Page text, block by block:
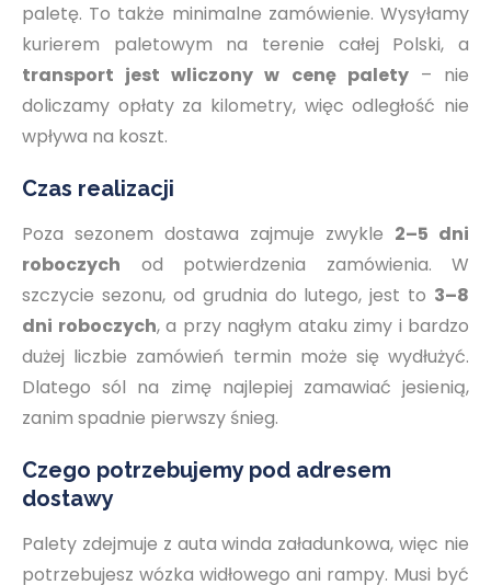
paletę. To także minimalne zamówienie. Wysyłamy
kurierem paletowym na terenie całej Polski, a
transport jest wliczony w cenę palety– nie
doliczamy opłaty za kilometry, więc odległość nie
wpływa na koszt.
Czas realizacji
Poza sezonem dostawa zajmuje zwykle 2–5 dni
roboczych od potwierdzenia zamówienia. W
szczycie sezonu, od grudnia do lutego, jest to 3–8
dni roboczych, a przy nagłym ataku zimy i bardzo
dużej liczbie zamówień termin może się wydłużyć.
Dlatego sól na zimę najlepiej zamawiać jesienią,
zanim spadnie pierwszy śnieg.
Czego potrzebujemy pod adresem
dostawy
Palety zdejmuje z auta winda załadunkowa, więc nie
potrzebujesz wózka widłowego ani rampy. Musi być